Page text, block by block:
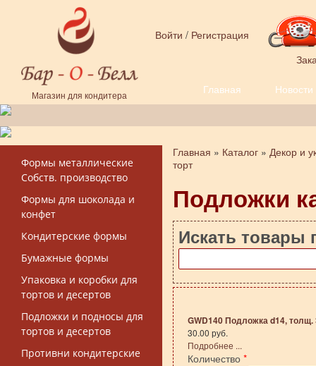
Перейти к основному содержанию
Магазин для кондитера
Войти / Регистрация
Главная Новости
Форма поиска
Формы металлические
Собств. производство
Формы для шоколада и
конфет
Кондитерские формы
Бумажные формы
Упаковка и коробки для
тортов и десертов
Подложки и подносы для
тортов и десертов
Противни кондитерские
Вы здесь
Главная » Каталог » Декор и
торт
Подложки
Искать товары
GWD140 Подложка d14,
30.00 руб.
Подробнее ...
Количество *